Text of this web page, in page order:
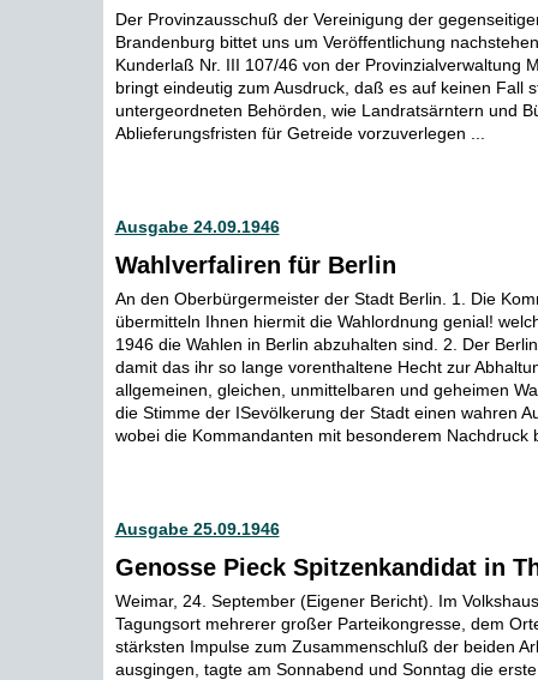
Der Provinzausschuß der Vereinigung der
Brandenburg bittet uns um Veröffentlichung
Kunderlaß Nr. III 107/46 von der Provinzialverwaltung
bringt eindeutig zum Ausdruck, daß es auf keinen Fall
untergeordneten Behörden, wie Landratsärntern und
Ablieferungsfristen für Getreide vorzuverlegen ...
Ausgabe 24.09.1946
Wahlverfaliren für Berlin
An den Oberbürgermeister der Stadt Berlin. 1. Die
übermitteln Ihnen hiermit die Wahlordnung genial!
1946 die Wahlen in Berlin abzuhalten sind. 2. Der
damit das ihr so lange vorenthaltene Hecht zur
allgemeinen, gleichen, unmittelbaren und geheimen
die Stimme der ISevölkerung der Stadt einen wahren
wobei die Kommandanten mit besonderem Nachdruck
Ausgabe 25.09.1946
Genosse Pieck Spitzenkandidat in
Weimar, 24. September (Eigener Bericht). Im
Tagungsort mehrerer großer Parteikongresse, dem
stärksten Impulse zum Zusammenschluß der beiden
ausgingen, tagte am Sonnabend und Sonntag die erste